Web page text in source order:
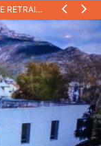
LA MODERNITÉ